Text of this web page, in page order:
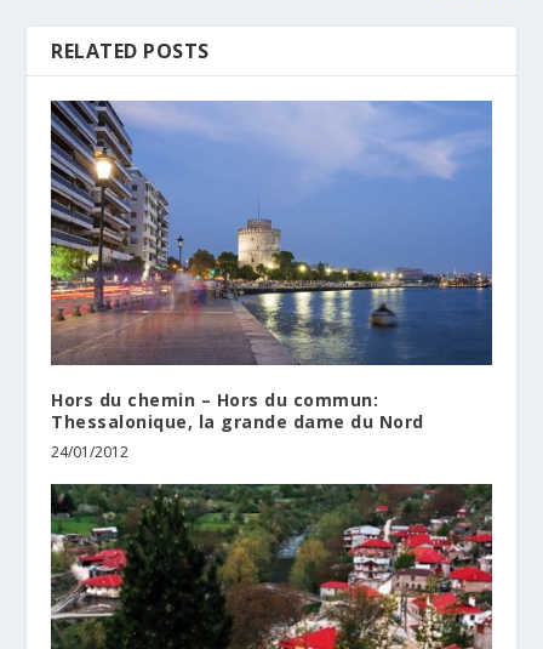
RELATED POSTS
Hors du chemin – Hors du commun:
Thessalonique, la grande dame du Nord
24/01/2012